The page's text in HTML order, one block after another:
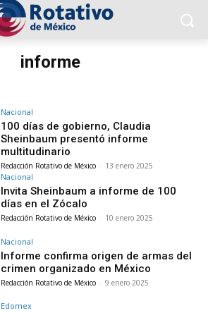
informe
Nacional
100 días de gobierno, Claudia
Sheinbaum presentó informe
multitudinario
Redacción Rotativo de México - 13 enero 2025
Nacional
Invita Sheinbaum a informe de 100
días en el Zócalo
Redacción Rotativo de México - 10 enero 2025
Nacional
Informe confirma origen de armas del
crimen organizado en México
Redacción Rotativo de México - 9 enero 2025
Edomex